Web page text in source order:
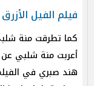
فيلم الفيل الأزرق 2
أعربت منة شلبي عن
هند صبري في